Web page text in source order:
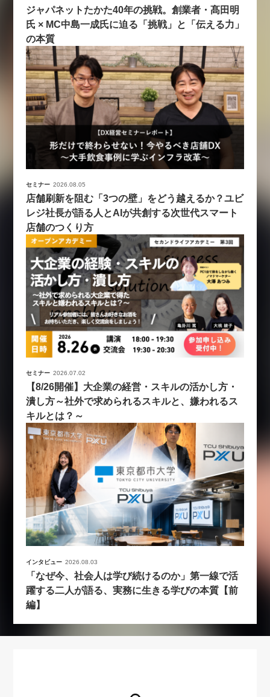
ジャパネットたかた40年の挑戦。創業者・髙田明
氏 × MC中島一成氏に迫る「挑戦」と「伝える力」
の本質
セミナー 2026.08.05
店舗刷新を阻む「3つの壁」をどう越えるか？ユビ
レジ社長が語る人とAIが共創する次世代スマート
店舗のつくり方
セミナー 2026.07.02
【8/26開催】大企業の経営・スキルの活かし方・
潰し方～社外で求められるスキルと、嫌われるス
キルとは？～
インタビュー 2026.08.03
「なぜ今、社会人は学び続けるのか」第一線で活
躍する二人が語る、実務に生きる学びの本質【前
編】